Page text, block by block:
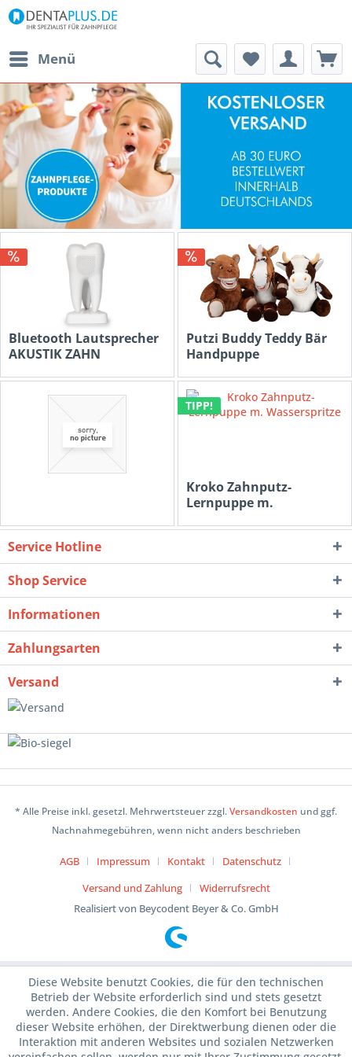
Menü
Putzi Buddy Teddy Bär
Handpuppe
142,99 € * 149,99 € *
Bluetooth Lautsprecher
AKUSTIK ZAHN
TIPP!
Kroko Zahnputz-
Lernpuppe m.
0,00 € *
Service Hotline
Shop Service
Informationen
Zahlungsarten
Versand
* Alle Preise inkl. gesetzl. Mehrwertsteuer zzgl.Versandkosten und ggf.
Nachnahmegebühren, wenn nicht anders beschrieben
AGB Impressum Kontakt
Datenschutz
Versand und Zahlung
Widerrufsrecht
Realisiert von Beycodent Beyer & Co. GmbH
Diese Website benutzt Cookies, die für den technischen
Betrieb der Website erforderlich sind und stets gesetzt
werden. Andere Cookies, die den Komfort bei Benutzung
dieser Website erhöhen, der Direktwerbung dienen oder die
Interaktion mit anderen Websites und sozialen Netzwerken